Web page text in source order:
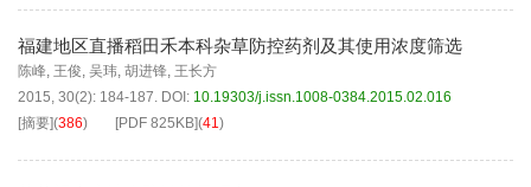
福建地区直播稻田禾本科杂草防控药剂及其使用浓度筛选
陈峰, 王俊, 吴玮, 胡进锋, 王长方
2015, 30(2): 184-187. DOI: 10.19303/j.issn.1008-0384.2015.02.016
[摘要](386) [PDF 825KB](41)